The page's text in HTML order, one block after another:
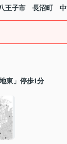
王子市 長沼町 中
東」停歩1分